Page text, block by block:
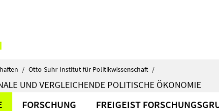
/ Otto-Suhr-Institut für Politikwissenschaft /
UND VERGLEICHENDE POLITISCHE ÖKONOMIE
FORSCHUNG FREIGEIST